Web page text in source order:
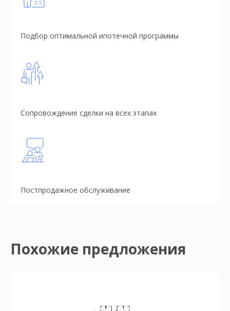
Подбор оптимальной ипотечной программы
Сопровождение сделки на всех этапах
Постпродажное обслуживание
Похожие предложения